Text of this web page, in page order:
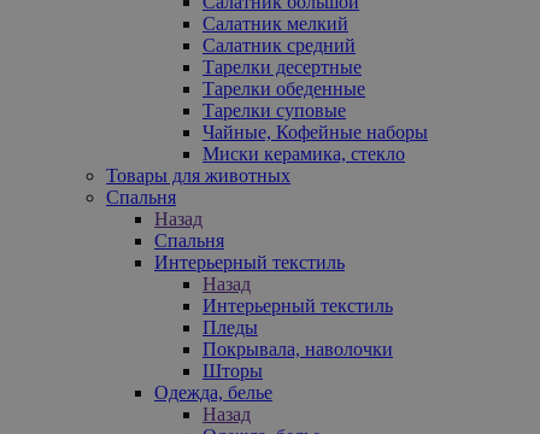
Салатник мелкий
Салатник средний
Тарелки десертные
Тарелки обеденные
Тарелки суповые
Чайные, Кофейные наборы
Миски керамика, стекло
Товары для животных
Спальня
Назад
Спальня
Интерьерный текстиль
Назад
Интерьерный текстиль
Пледы
Покрывала, наволочки
Шторы
Одежда, белье
Назад